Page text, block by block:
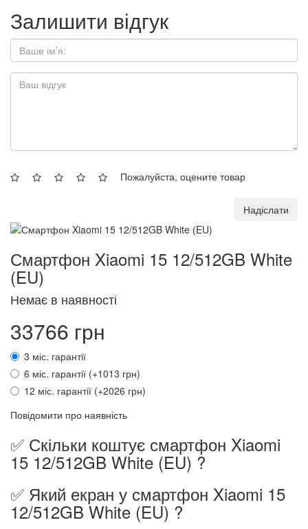
Залишити відгук
Пожалуйста, оцените товар
Надіслати
Смартфон Xiaomi 15 12/512GB White
(EU)
Немає в наявності
33766 грн
3 міс. гарантії
6 міс. гарантії (+1013 грн)
12 міс. гарантії (+2026 грн)
Повідомити про наявність
✅ Скільки коштує смартфон Xiaomi
15 12/512GB White (EU) ?
✅ Який екран у смартфон Xiaomi 15
12/512GB White (EU) ?